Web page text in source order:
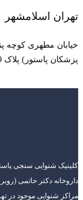
تهران اسلامشهر
خیابان مطهری کوچه
پزشکان پاستور) پلاک 9 طبقه اول
کلینیک شنوایی سنجی
مراکز شنوایی موجود در